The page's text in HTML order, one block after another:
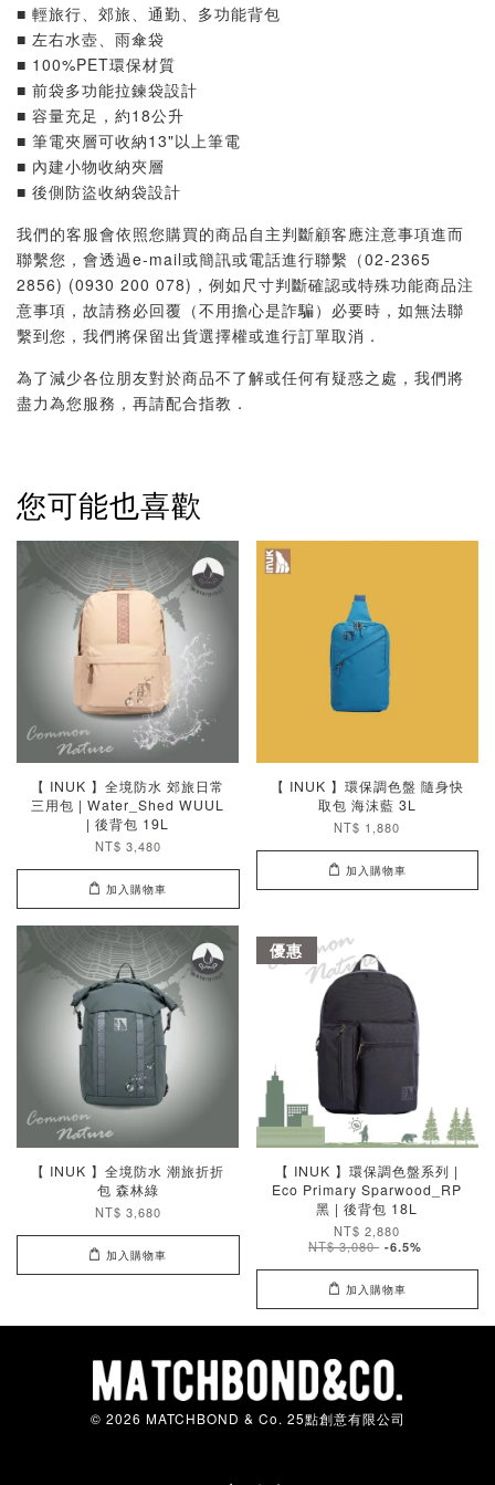
■ 輕旅行、郊旅、通勤、多功能背包
■ 左右水壺、雨傘袋
■ 100%PET環保材質
■ 前袋多功能拉鍊袋設計
■ 容量充足，約18公升
■ 筆電夾層可收納13"以上筆電
■ 內建小物收納夾層
■ 後側防盜收納袋設計
我們的客服會依照您購買的商品自主判斷顧客應注意事項進而
聯繫您，會透過e-mail或簡訊或電話進行聯繫（02-2365
2856) (0930 200 078)，例如尺寸判斷確認或特殊功能商品注
意事項，故請務必回覆（不用擔心是詐騙）必要時，如無法聯
繫到您，我們將保留出貨選擇權或進行訂單取消．
為了減少各位朋友對於商品不了解或任何有疑惑之處，我們將
盡力為您服務，再請配合指教．
您可能也喜歡
【 INUK 】全境防水 郊旅日常
三用包 | Water_Shed WUUL
| 後背包 19L
NT$ 3,480
加入購物車
【 INUK 】環保調色盤 隨身快
取包 海沫藍 3L
NT$ 1,880
加入購物車
【 INUK 】全境防水 潮旅折折
包 森林綠
NT$ 3,680
加入購物車
優惠
【 INUK 】環保調色盤系列 |
Eco Primary Sparwood_RP
黑 | 後背包 18L
NT$ 2,880
NT$ 3,080 -6.5%
加入購物車
© 2026 MATCHBOND & Co. 25點創意有限公司